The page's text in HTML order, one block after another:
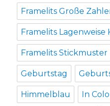
Framelits Große
Framelits Lagenweise
Framelits Stickmuster
Geburtstag
Himmelblau In